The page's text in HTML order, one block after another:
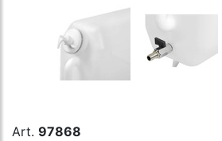
Art. 97868